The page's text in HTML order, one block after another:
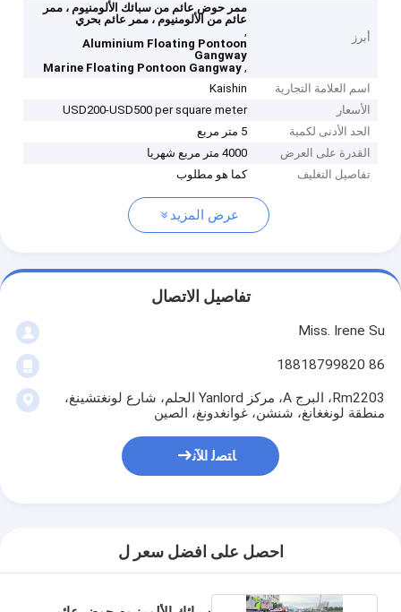
أبرز
ممر حوض عائم من سبائك الألومنيوم ، ممر
عائم من الألومنيوم ، ممر عائم بحري
,
Aluminium Floating Pontoon
Gangway
,
Marine Floating Pontoon Gangway
اسم العلامة التجارية
Kaishin
الأسعار
USD200-USD500 per square meter
الحد الأدنى لكمية
5 متر مربع
القدرة على العرض
4000 متر مربع شهريا
تفاصيل التغليف
كما هو مطلوب
عرض المزيد
تفاصيل الاتصال
Miss. Irene Su
86 18818799820
Rm2203، البرج A، مركز Yanlord الحلم، شارع لونغتشينغ،
منطقة لونغغانغ، شنشن، غوانغدونغ، الصين
ﺎﺘﺼﻟ ﺍﻶﻧ
احصل على افضل سعر ل